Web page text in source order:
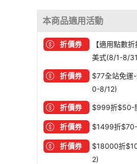
本商品適用活動
折價券
【適用點數
美式(8/1-8/
折價券
$77全站免運
0-8/12)
折價券 $999折$50-
折價券 $1499折
折價券
$18000折
2)